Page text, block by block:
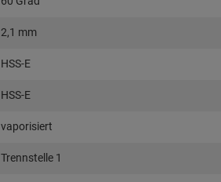
2,1 mm
HSS-E
HSS-E
vaporisiert
Trennstelle 1